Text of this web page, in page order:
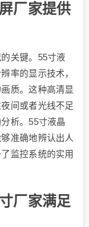
厂家提供
关键。55寸液
率的显示技术，
质。这种高清显
间或者光线不足
析。55寸液晶
准确地辨认出人
监控系统的实用
厂家满足